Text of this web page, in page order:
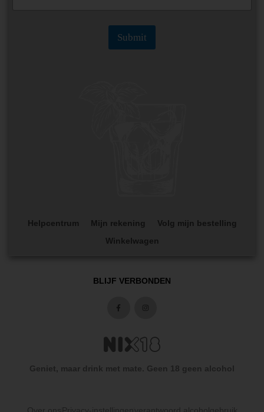
Submit
Helpcentrum Mijn rekening
Volg mijn bestelling
Winkelwagen
BLIJF VERBONDEN
Geniet, maar drink met mate. Geen 18 geen alcohol